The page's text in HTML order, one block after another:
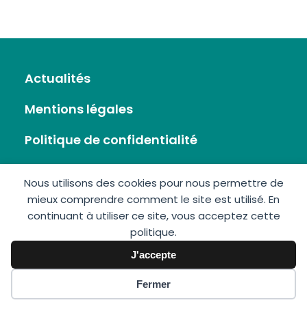
Nous utilisons des cookies pour nous permettre de
mieux comprendre comment le site est utilisé. En
continuant à utiliser ce site, vous acceptez cette
politique.
J'accepte
Fermer
Actualités
Mentions légales
Politique de confidentialité
Plan du site